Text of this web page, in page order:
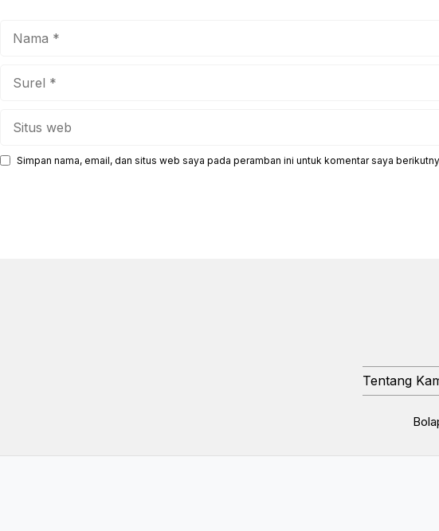
Simpan nama, email, dan situs web saya pada peramban ini untuk komentar saya
Tentang